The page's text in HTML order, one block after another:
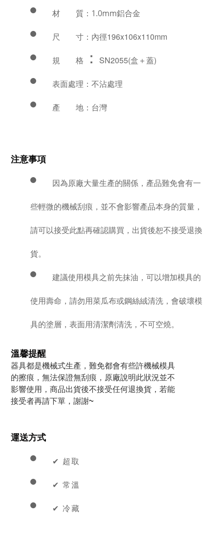
材 質：1.0mm鋁合金
尺 寸： 內徑196x106x110mm
規 格 ： SN2055(盒＋蓋)
表面處理：不沾處理
產 地：台灣
注意事項
因為原廠大量生產的關係，產品難免會有一
些輕微的機械刮痕，並不會影響產品本身的質量，
請可以接受此點再確認購買，出貨後恕不接受退換
貨。
建議使用模具之前先抹油，可以增加模具的
使用壽命，請勿用菜瓜布或鋼絲絨清洗，會破壞模
具的塗層，表面用清潔劑清洗，不可空燒。
溫馨提醒
器具都是機械式生產，難免都會有些許機械模具
的擦痕，無法保證無刮痕，原廠說明此狀況並不
影響使用，商品出貨後不接受任何退換貨，若能
接受者再請下單，謝謝~
運送方式
✔︎ 超取
✔︎ 常溫
✔︎ 冷藏